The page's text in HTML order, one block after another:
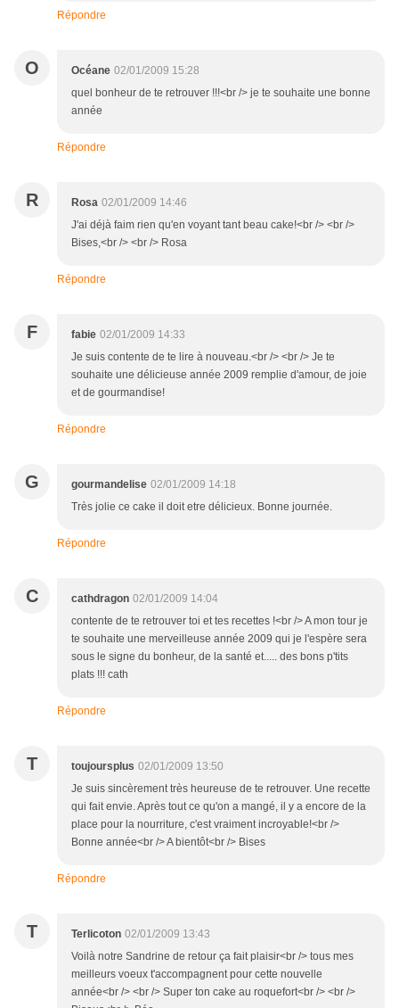
Répondre
O Océane 02/01/2009 15:28
quel bonheur de te retrouver !!!<br /> je te souhaite une bonne
année
Répondre
R Rosa 02/01/2009 14:46
J'ai déjà faim rien qu'en voyant tant beau cake!<br /> <br />
Bises,<br /> <br /> Rosa
Répondre
F fabie 02/01/2009 14:33
Je suis contente de te lire à nouveau.<br /> <br /> Je te
souhaite une délicieuse année 2009 remplie d'amour, de joie
et de gourmandise!
Répondre
G gourmandelise 02/01/2009 14:18
Très jolie ce cake il doit etre délicieux. Bonne journée.
Répondre
C cathdragon 02/01/2009 14:04
contente de te retrouver toi et tes recettes !<br /> A mon tour je
te souhaite une merveilleuse année 2009 qui je l'espère sera
sous le signe du bonheur, de la santé et..... des bons p'tits
plats !!! cath
Répondre
T toujoursplus 02/01/2009 13:50
Je suis sincèrement très heureuse de te retrouver. Une recette
qui fait envie. Après tout ce qu'on a mangé, il y a encore de la
place pour la nourriture, c'est vraiment incroyable!<br />
Bonne année<br /> A bientôt<br /> Bises
Répondre
T Terlicoton 02/01/2009 13:43
Voilà notre Sandrine de retour ça fait plaisir<br /> tous mes
meilleurs voeux t'accompagnent pour cette nouvelle
année<br /> <br /> Super ton cake au roquefort<br /> <br />